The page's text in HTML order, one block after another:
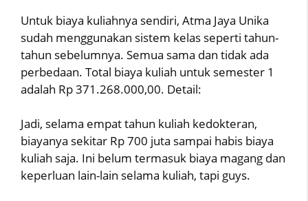
Untuk biaya kuliahnya sendiri, Atma Jaya Unika
sudah menggunakan sistem kelas seperti tahun-
tahun sebelumnya. Semua sama dan tidak ada
perbedaan. Total biaya kuliah untuk semester 1
adalah Rp 371.268.000,00. Detail:
Jadi, selama empat tahun kuliah kedokteran,
biayanya sekitar Rp 700 juta sampai habis biaya
kuliah saja. Ini belum termasuk biaya magang dan
keperluan lain-lain selama kuliah, tapi guys.